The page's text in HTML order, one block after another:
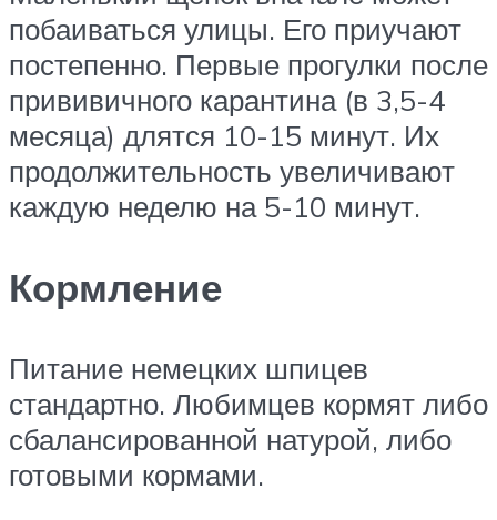
побаиваться улицы. Его приучают
постепенно. Первые прогулки после
прививичного карантина (в 3,5-4
месяца) длятся 10-15 минут. Их
продолжительность увеличивают
каждую неделю на 5-10 минут.
Кормление
Питание немецких шпицев
стандартно. Любимцев кормят либо
сбалансированной натурой, либо
готовыми кормами.